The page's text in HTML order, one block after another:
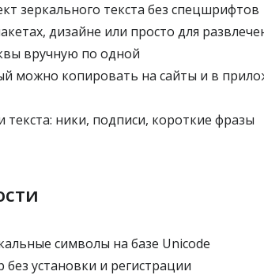
зеркального текста без спецшрифтов
дизайне или просто для
вручную по одной
можно копировать на сайты и в
текста: ники, подписи, короткие фразы
символы на базе Unicode
установки и регистрации